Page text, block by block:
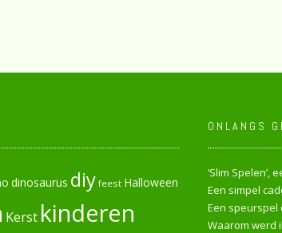
dinosaurus diy feest Halloween
Kerst kinderen
ONLANGS
‘Slim
Een simpel
Een speurspel
Waarom werd